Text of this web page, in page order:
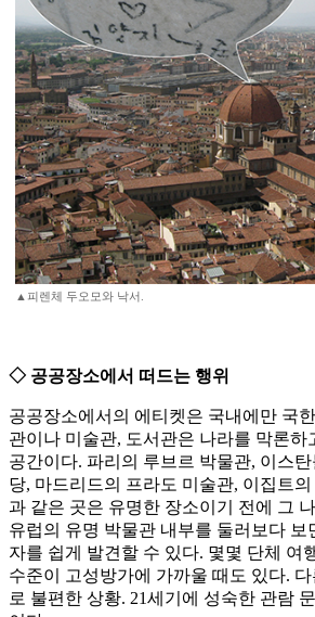
▲피렌체 두오모와 낙서.
◇ 공공장소에서 떠드는 행위
공공장소에서의 에티켓은 국내에만 국
관이나 미술관, 도서관은 나라를 막론하
공간이다. 파리의 루브르 박물관, 이스
당, 마드리드의 프라도 미술관, 이집트
과 같은 곳은 유명한 장소이기 전에 그
유럽의 유명 박물관 내부를 둘러보다 보
자를 쉽게 발견할 수 있다. 몇몇 단체 여
수준이 고성방가에 가까울 때도 있다.
로 불편한 상황. 21세기에 성숙한 관람